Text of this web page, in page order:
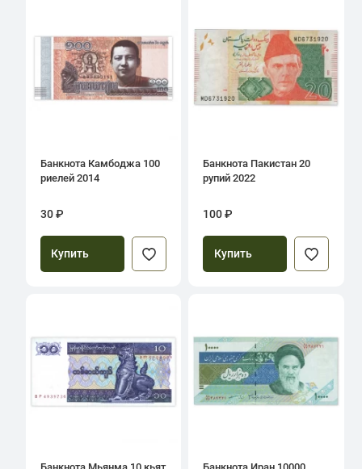
Банкнота Камбоджа 100
риелей 2014
30 ₽
Купить
Банкнота Пакистан 20
рупий 2022
100 ₽
Купить